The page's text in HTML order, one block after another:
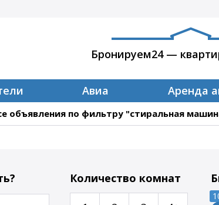
Бронируем24 —
Авиа Аренда
объявления по фильтру "стиральная
Количество комнат